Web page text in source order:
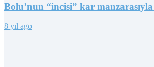
Bolu’nun “incisi” kar
8 yıl ago